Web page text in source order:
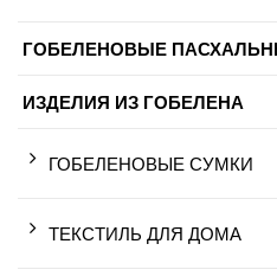
ГОБЕЛЕНОВЫЕ
ИЗДЕЛИЯ ИЗ ГОБЕЛЕНА
ГОБЕЛЕНОВЫЕ СУМКИ
ТЕКСТИЛЬ ДЛЯ ДОМА